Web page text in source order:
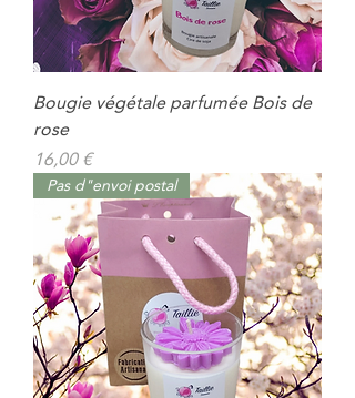
Bougie végétale parfumée Bois de
rose
Prix
16,00 €
Pas d"envoi postal